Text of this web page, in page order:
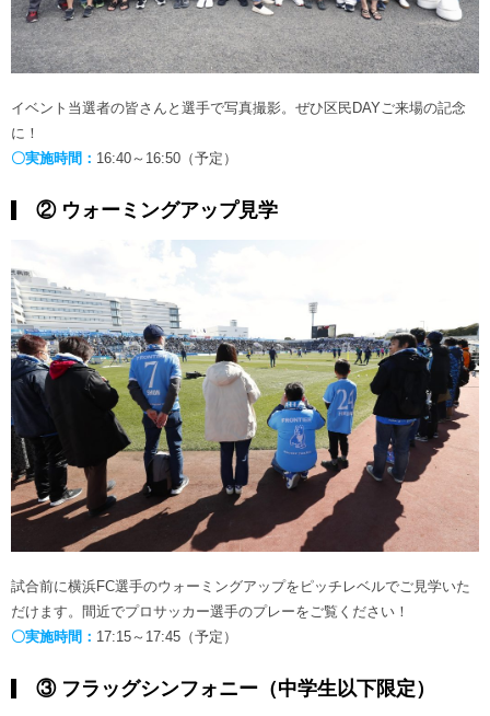
イベント当選者の皆さんと選手で写真撮影。ぜひ区民DAYご来場の記念
に！
〇実施時間： 16:40～16:50（予定）
② ウォーミングアップ見学
試合前に横浜FC選手のウォーミングアップをピッチレベルでご見学いた
だけます。間近でプロサッカー選手のプレーをご覧ください！
〇実施時間： 17:15～17:45（予定）
③ フラッグシンフォニー（中学生以下限定）